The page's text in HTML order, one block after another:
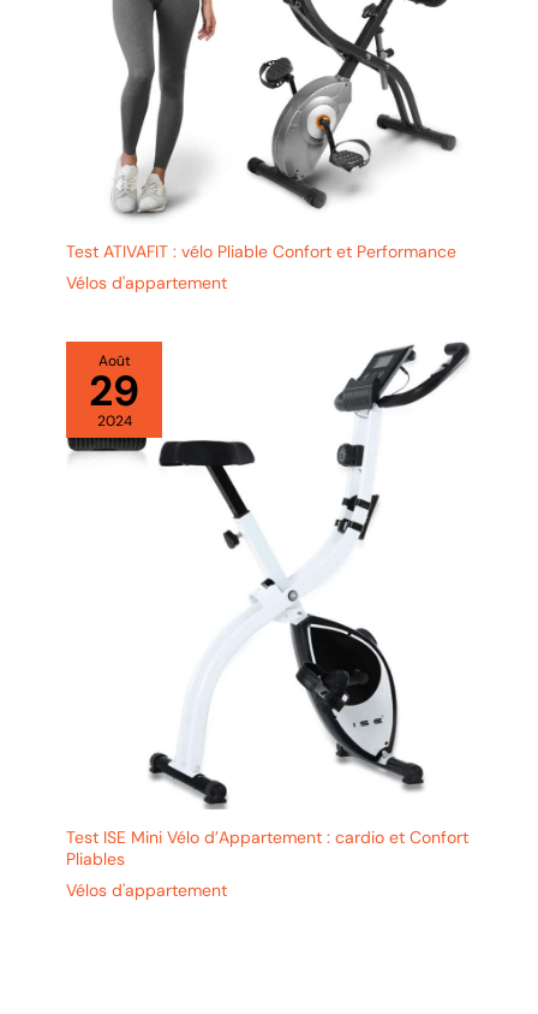
Test ATIVAFIT : vélo Pliable Confort et Performance
Vélos d'appartement
Août
29
2024
Test ISE Mini Vélo d’Appartement : cardio et Confort
Pliables
Vélos d'appartement